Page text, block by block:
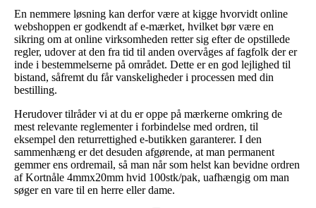
En nemmere løsning kan derfor være at kigge hvorvidt online
webshoppen er godkendt af e-mærket, hvilket bør være en
sikring om at online virksomheden retter sig efter de opstillede
regler, udover at den fra tid til anden overvåges af fagfolk der er
inde i bestemmelserne på området. Dette er en god lejlighed til
bistand, såfremt du får vanskeligheder i processen med din
bestilling.
Herudover tilråder vi at du er oppe på mærkerne omkring de
mest relevante reglementer i forbindelse med ordren, til
eksempel den returrettighed e-butikken garanterer. I den
sammenhæng er det desuden afgørende, at man permanent
gemmer ens ordremail, så man når som helst kan bevidne ordren
af Kortnåle 4mmx20mm hvid 100stk/pak, uafhængig om man
søger en vare til en herre eller dame.